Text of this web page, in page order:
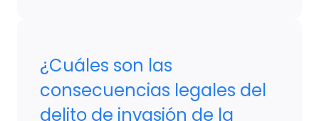
¿Cuáles son las
consecuencias legales del
delito de invasión de la